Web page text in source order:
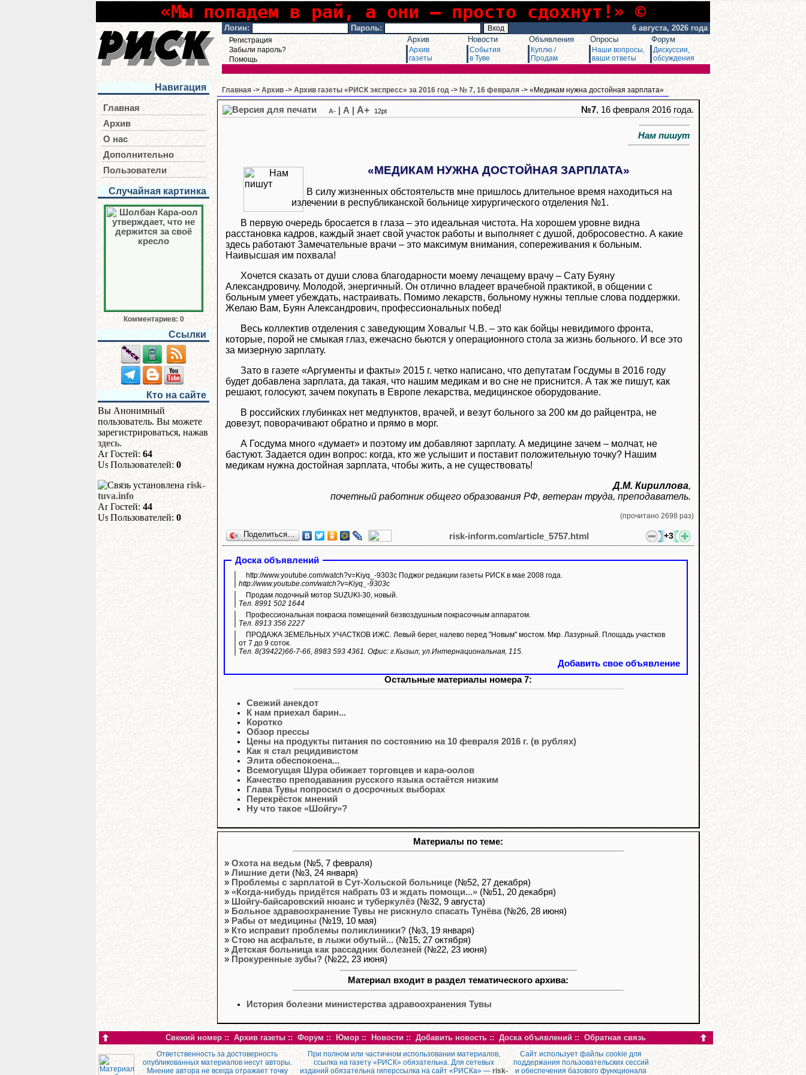
«Мы попадем в рай, а они – просто сдохнут!» ©
Логин: Пароль: 6 августа, 2026 года
Регистрация
Забыли пароль?
Помощь
Архив
Архив
газеты
Новости
События
в Туве
Объявления
Куплю /
Продам
Опросы
Наши вопросы,
ваши ответы
Форум
Дискуссии,
обсуждения
Навигация
Главная
Архив
О нас
Дополнительно
Пользователи
Случайная картинка
Комментариев: 0
Ссылки
Кто на сайте
Вы Анонимный
пользователь. Вы можете
зарегистрироваться, нажав
здесь.
Гостей: 64
Пользователей: 0
risk-
tuva.info
Гостей: 44
Пользователей: 0
Главная -> Архив -> Архив газеты «РИСК экспресс» за 2016 год -> № 7, 16 февраля -> «Медикам нужна достойная зарплата»
A- A A+ 12pt №7, 16 февраля 2016 года.
Нам пишут
«МЕДИКАМ НУЖНА ДОСТОЙНАЯ ЗАРПЛАТА»
В силу жизненных обстоятельств мне пришлось длительное время находиться на
излечении в республиканской больнице хирургического отделения №1.
В первую очередь бросается в глаза – это идеальная чистота. На хорошем уровне видна
расстановка кадров, каждый знает свой участок работы и выполняет с душой, добросовестно. А какие
здесь работают Замечательные врачи – это максимум внимания, сопереживания к больным.
Наивысшая им похвала!
Хочется сказать от души слова благодарности моему лечащему врачу – Сату Буяну
Александровичу. Молодой, энергичный. Он отлично владеет врачебной практикой, в общении с
больным умеет убеждать, настраивать. Помимо лекарств, больному нужны теплые слова поддержки.
Желаю Вам, Буян Александрович, профессиональных побед!
Весь коллектив отделения с заведующим Ховалыг Ч.В. – это как бойцы невидимого фронта,
которые, порой не смыкая глаз, ежечасно бьются у операционного стола за жизнь больного. И все это
за мизерную зарплату.
Зато в газете «Аргументы и факты» 2015 г. четко написано, что депутатам Госдумы в 2016 году
будет добавлена зарплата, да такая, что нашим медикам и во сне не приснится. А так же пишут, как
решают, голосуют, зачем покупать в Европе лекарства, медицинское оборудование.
В российских глубинках нет медпунктов, врачей, и везут больного за 200 км до райцентра, не
довезут, поворачивают обратно и прямо в морг.
А Госдума много «думает» и поэтому им добавляют зарплату. А медицине зачем – молчат, не
бастуют. Задается один вопрос: когда, кто же услышит и поставит положительную точку? Нашим
медикам нужна достойная зарплата, чтобы жить, а не существовать!
Д.М. Кириллова,
почетный работник общего образования РФ, ветеран труда, преподаватель.
(прочитано 2698 раз)
Поделиться… +3
risk-inform.com/article_5757.html
Доска объявлений
http://www.youtube.com/watch?v=Kiyq_-9303c Поджог редакции газеты РИСК в мае 2008 года.
http://www.youtube.com/watch?v=Kiyq_-9303c
Продам лодочный мотор SUZUKI-30, новый.
Тел. 8991 502 1644
Профессиональная покраска помещений безвоздушным покрасочным аппаратом.
Тел. 8913 356 2227
ПРОДАЖА ЗЕМЕЛЬНЫХ УЧАСТКОВ ИЖС. Левый берег, налево перед "Новым" мостом. Мкр. Лазурный. Площадь участков
от 7 до 9 соток.
Тел. 8(39422)66-7-66, 8983 593 4361. Офис: г.Кызыл, ул.Интернациональная, 115.
Добавить свое объявление
Остальные материалы номера 7:
Свежий анекдот
К нам приехал барин...
Коротко
Обзор прессы
Цены на продукты питания по состоянию на 10 февраля 2016 г. (в рублях)
Как я стал рецидивистом
Элита обеспокоена...
Всемогущая Шура обижает торговцев и кара-оолов
Качество преподавания русского языка остаётся низким
Глава Тувы попросил о досрочных выборах
Перекрёсток мнений
Ну что такое «Шойгу»?
Материалы по теме:
» Охота на ведьм (№5, 7 февраля)
» Лишние дети (№3, 24 января)
» Проблемы с зарплатой в Сут-Хольской больнице (№52, 27 декабря)
» «Когда-нибудь придётся набрать 03 и ждать помощи...» (№51, 20 декабря)
» Шойгу-байсаровский нюанс и туберкулёз (№32, 9 августа)
» Больное здравоохранение Тувы не рискнуло спасать Тунёва(№26, 28 июня)
» Рабы от медицины (№19, 10 мая)
» Кто исправит проблемы поликлиники? (№3, 19 января)
» Стою на асфальте, в лыжи обутый... (№15, 27 октября)
» Детская больница как рассадник болезней (№22, 23 июня)
» Прокуренные зубы? (№22, 23 июня)
Материал входит в раздел тематического архива:
История болезни министерства здравоохранения Тувы
Свежий номер :: Архив газеты :: Форум :: Юмор :: Новости :: Добавить новость :: Доска объявлений :: Обратная связь
Ответственность за достоверность
опубликованных материалов несут авторы.
Мнение автора не всегда отражает точку
При полном или частичном использовании материалов,
ссылка на газету «РИСК» обязательна. Для сетевых
изданий обязательна гиперссылка на сайт «РИСКа» — risk-
Сайт использует файлы cookie для
поддержания пользовательских сессий
и обеспечения базового функционала